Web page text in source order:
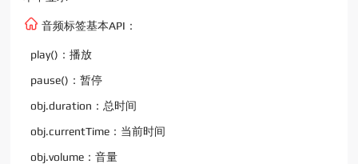
音频标签基本API：
play()：播放
pause()：暂停
obj.duration：总时间
obj.currentTime：当前时间
obj.volume：音量